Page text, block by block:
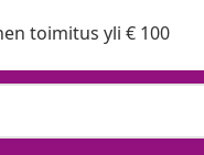
toimitus yli € 100
tammi